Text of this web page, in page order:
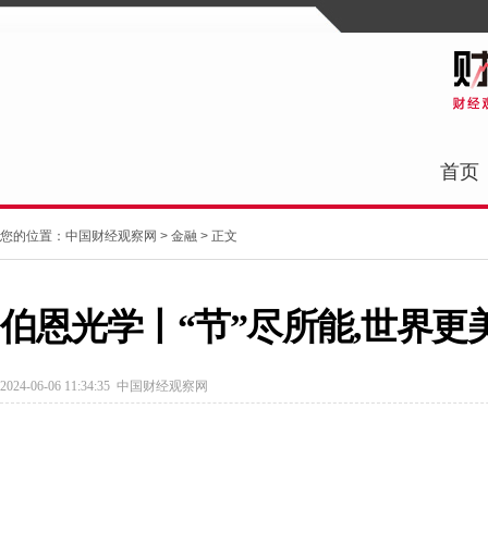
首页
您的位置： 中国财经观察网 > 金融 > 正文
伯恩光学丨“节”尽所能,世界更
2024-06-06 11:34:35 中国财经观察网